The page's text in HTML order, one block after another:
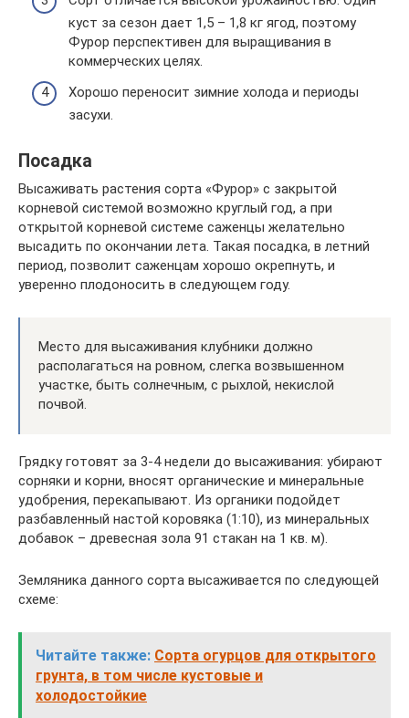
куст за сезон дает 1,5 – 1,8 кг ягод, поэтому
Фурор перспективен для выращивания в
коммерческих целях.
Хорошо переносит зимние холода и периоды
засухи.
Посадка
Высаживать растения сорта «Фурор» с закрытой
корневой системой возможно круглый год, а при
открытой корневой системе саженцы желательно
высадить по окончании лета. Такая посадка, в летний
период, позволит саженцам хорошо окрепнуть, и
уверенно плодоносить в следующем году.
Место для высаживания клубники должно
располагаться на ровном, слегка возвышенном
участке, быть солнечным, с рыхлой, некислой
почвой.
Грядку готовят за 3-4 недели до высаживания: убирают
сорняки и корни, вносят органические и минеральные
удобрения, перекапывают. Из органики подойдет
разбавленный настой коровяка (1:10), из минеральных
добавок – древесная зола 91 стакан на 1 кв. м).
Земляника данного сорта высаживается по следующей
схеме:
Читайте также: Сорта огурцов для открытого
грунта, в том числе кустовые и
холодостойкие